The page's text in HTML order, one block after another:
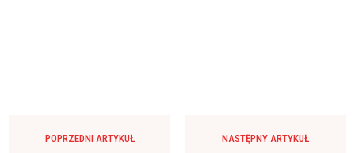
POPRZEDNI ARTYKUŁ NASTĘPNY ARTYKUŁ